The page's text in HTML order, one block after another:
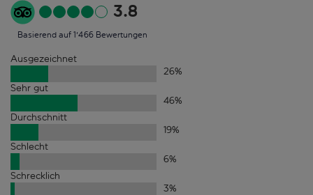
3.8
Basierend auf 1'466 Bewertungen
Ausgezeichnet
26%
Sehr gut
46%
Durchschnitt
19%
Schlecht
6%
Schrecklich
3%